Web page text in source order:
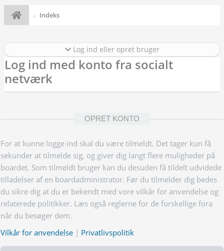
Indeks
Log ind eller opret bruger
Log ind med konto fra socialt
netværk
OPRET KONTO
For at kunne logge ind skal du være tilmeldt. Det tager kun få
sekunder at tilmelde sig, og giver dig langt flere muligheder på
boardet. Som tilmeldt bruger kan du desuden få tildelt udvidede
tilladelser af en boardadministrator. Før du tilmelder dig bedes
du sikre dig at du er bekendt med vore vilkår for anvendelse og
relaterede politikker. Læs også reglerne for de forskellige fora
når du besøger dem.
Vilkår for anvendelse | Privatlivspolitik